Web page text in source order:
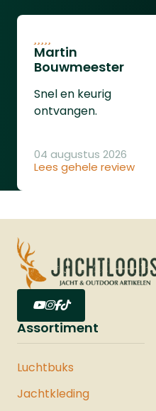
Martin
Bouwmeester
Snel en keurig
ontvangen.
Lees gehele review
04 augustus 2026
Assortiment
Luchtbuks
Jachtkleding